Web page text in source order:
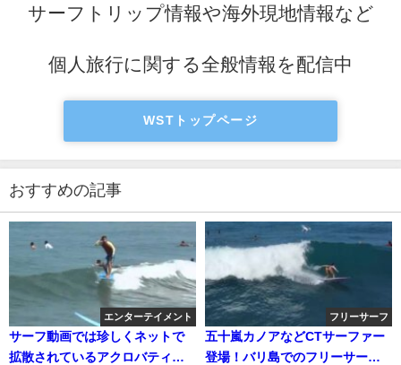
サーフトリップ情報や海外現地情報など
個人旅行に関する全般情報を配信中
WSTトップページ
おすすめの記事
エンターテイメント
サーフ動画では珍しくネットで
拡散されているアクロバティッ
フリーサーフ
五十嵐カノアなどCTサーファー
登場！バリ島でのフリーサーフ